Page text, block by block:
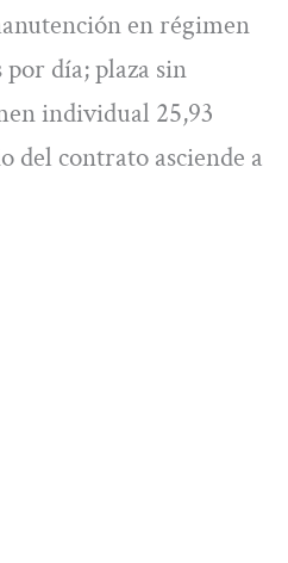
en régimen
día; plaza sin
individual 25,93
del contrato asciende a